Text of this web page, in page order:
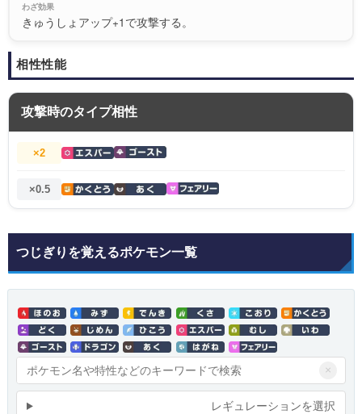
わざ効果
きゅうしょアップ+1で攻撃する。
相性性能
攻撃時のタイプ相性
×2
×0.5
つじぎりを覚えるポケモン一覧
×
レギュレーションを選択